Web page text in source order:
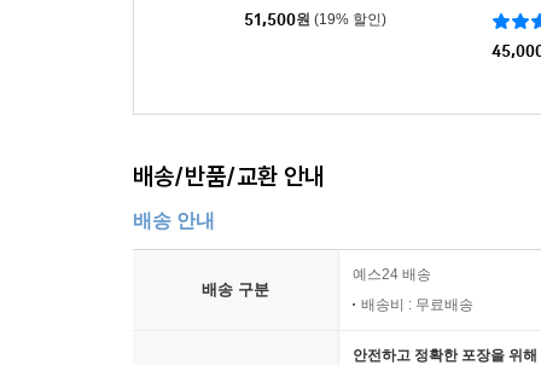
7, 28, 31번 (Beethoven:
Sonatas Nos. 18, 27, 28
51,500원 (19% 할인)
녹음]
P]
배송/반품/교환 안내
배송 안내
배송 구분
예스24 배송
배송비 : 무료배송
안전하고 정확한 포장을 위